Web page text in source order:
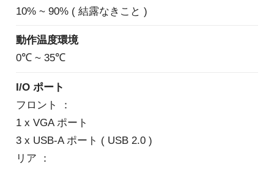
10% ~ 90% ( 結露なきこと )
動作温度環境
0℃ ~ 35℃
I/O ポート
フロント ：
1 x VGA ポート
3 x USB-A ポート ( USB 2.0 )
リア ：